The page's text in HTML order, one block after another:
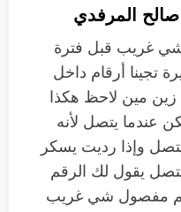
المرفدي
شي غريب قبل فترة
تجينا أرقام داخل
مين لاحظ هكذا
عندما يتصل لأنه
وإذا رديت يسكر
يقول لك الرقم
مفصول شي غريب